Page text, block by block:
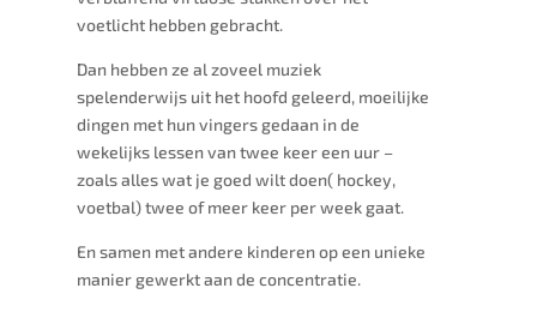
voetlicht hebben gebracht.
Dan hebben ze al zoveel muziek
spelenderwijs uit het hoofd geleerd, moeilijke
dingen met hun vingers gedaan in de
wekelijks lessen van twee keer een uur –
zoals alles wat je goed wilt doen( hockey,
voetbal) twee of meer keer per week gaat.
En samen met andere kinderen op een unieke
manier gewerkt aan de concentratie.